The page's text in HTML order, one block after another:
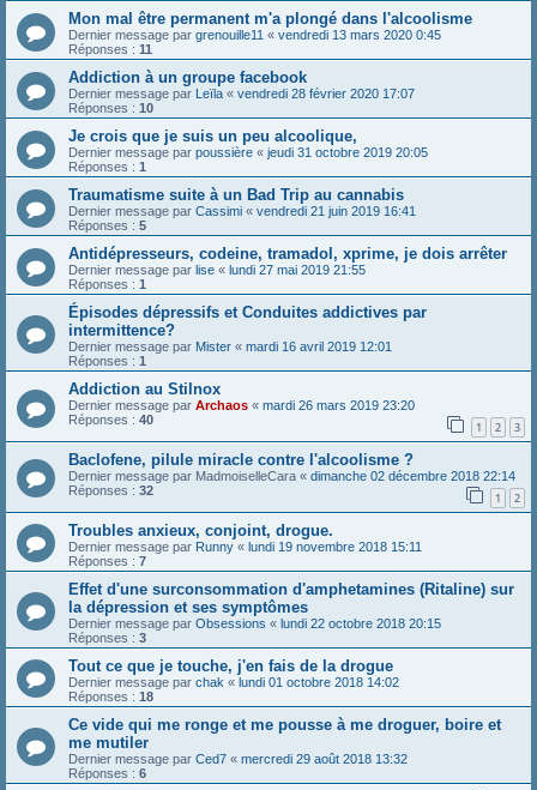
Mon mal être permanent m'a plongé dans l'alcoolisme
Dernier message par grenouille11 « vendredi 13 mars 2020 0:45
Réponses : 11
Addiction à un groupe facebook
Dernier message par Leïla « vendredi 28 février 2020 17:07
Réponses : 10
Je crois que je suis un peu alcoolique,
Dernier message par poussière « jeudi 31 octobre 2019 20:05
Réponses : 1
Traumatisme suite à un Bad Trip au cannabis
Dernier message par Cassimi « vendredi 21 juin 2019 16:41
Réponses : 5
Antidépresseurs, codeine, tramadol, xprime, je dois arrêter
Dernier message par lise « lundi 27 mai 2019 21:55
Réponses : 1
Épisodes dépressifs et Conduites addictives par
intermittence?
Dernier message par Mister « mardi 16 avril 2019 12:01
Réponses : 1
Addiction au Stilnox
Dernier message par Archaos « mardi 26 mars 2019 23:20
Réponses : 40 1 2 3
Baclofene, pilule miracle contre l'alcoolisme ?
Dernier message par MadmoiselleCara « dimanche 02 décembre 2018 22:14
Réponses : 32 1 2
Troubles anxieux, conjoint, drogue.
Dernier message par Runny « lundi 19 novembre 2018 15:11
Réponses : 7
Effet d'une surconsommation d'amphetamines (Ritaline) sur
la dépression et ses symptômes
Dernier message par Obsessions « lundi 22 octobre 2018 20:15
Réponses : 3
Tout ce que je touche, j'en fais de la drogue
Dernier message par chak « lundi 01 octobre 2018 14:02
Réponses : 18
Ce vide qui me ronge et me pousse à me droguer, boire et
me mutiler
Dernier message par Ced7 « mercredi 29 août 2018 13:32
Réponses : 6